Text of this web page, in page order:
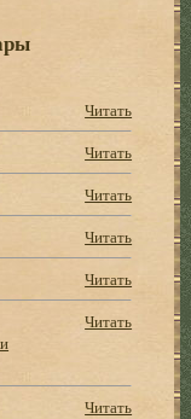
Читать
Читать
Читать
Читать
Читать
Читать
Читать